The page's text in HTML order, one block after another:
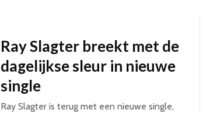
Ray Slagter breekt met de
dagelijkse sleur in nieuwe
single
Ray Slagter is terug met een nieuwe single,